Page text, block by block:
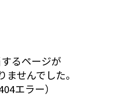
るページが
ませんでした。
404エラー）